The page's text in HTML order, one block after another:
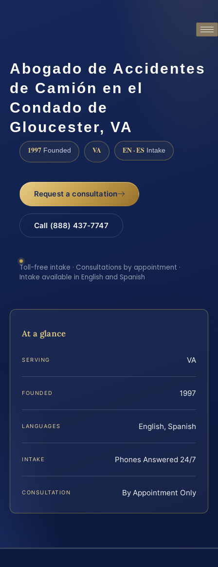
Abogado de Accidentes
de Camión en el
Condado de
Gloucester, VA
1997 Founded VA EN · ES Intake
Request a consultation
Call (888) 437-7747
Toll-free intake · Consultations by appointment ·
Intake available in English and Spanish
At a glance
SERVING VA
FOUNDED 1997
LANGUAGES English, Spanish
INTAKE Phones Answered 24/7
CONSULTATION By Appointment Only